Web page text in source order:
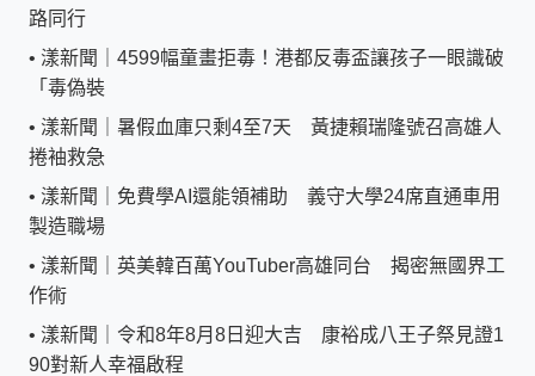
路同行
• 漾新聞｜4599幅童畫拒毒！港都反毒盃讓孩子一眼識破
「毒偽裝
• 漾新聞｜暑假血庫只剩4至7天 黃捷賴瑞隆號召高雄人
捲袖救急
• 漾新聞｜免費學AI還能領補助 義守大學24席直通車用
製造職場
• 漾新聞｜英美韓百萬YouTuber高雄同台 揭密無國界工
作術
• 漾新聞｜令和8年8月8日迎大吉 康裕成八王子祭見證1
90對新人幸福啟程